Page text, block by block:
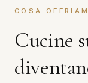
COSA
Cucine